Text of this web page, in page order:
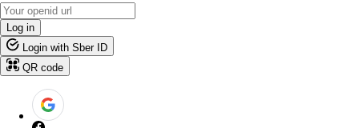
Log in
Login with Sber ID
QR code